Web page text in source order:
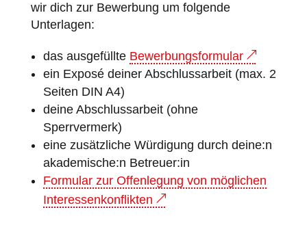
wir dich zur Bewerbung um folgende
Unterlagen:
das ausgefüllte Bewerbungsformular
ein Exposé deiner Abschlussarbeit (max. 2
Seiten DIN A4)
deine Abschlussarbeit (ohne
Sperrvermerk)
eine zusätzliche Würdigung durch deine:n
akademische:n Betreuer:in
Formular zur Offenlegung von möglichen
Interessenkonflikten